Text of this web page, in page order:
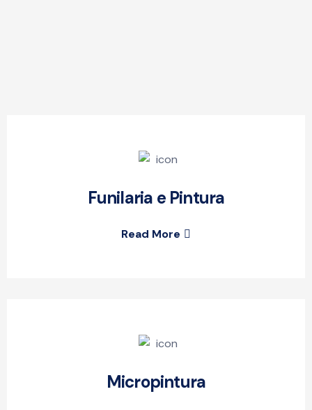
Funilaria e Pintura
Read More
Micropintura